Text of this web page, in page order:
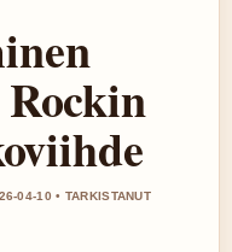
04-10 • TARKISTANUT